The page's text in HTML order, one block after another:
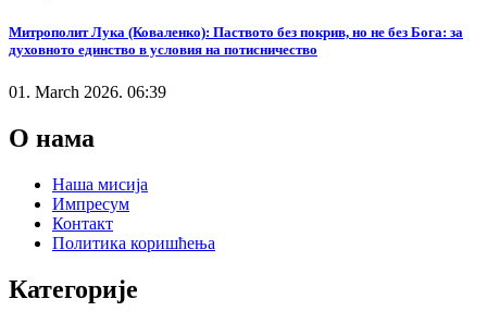
Митрополит Лука (Коваленко): Паството без покрив, но не без Бога: за
духовното единство в условия на потисничество
01. March 2026. 06:39
О нама
Наша мисија
Импресум
Контакт
Политика коришћења
Категорије